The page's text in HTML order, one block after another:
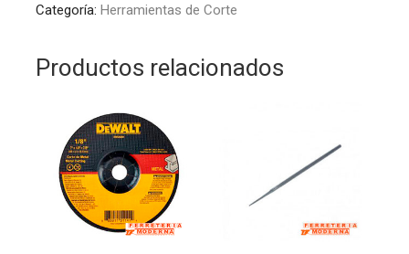
Categoría: Herramientas de Corte
Productos relacionados